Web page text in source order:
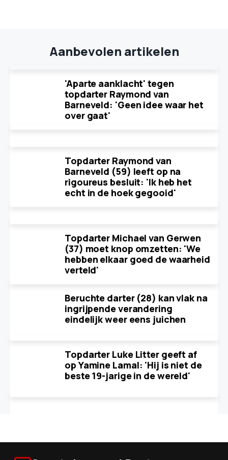
Aanbevolen artikelen
'Aparte aanklacht' tegen
topdarter Raymond van
Barneveld: 'Geen idee waar het
over gaat'
Topdarter Raymond van
Barneveld (59) leeft op na
rigoureus besluit: 'Ik heb het
echt in de hoek gegooid'
Topdarter Michael van Gerwen
(37) moet knop omzetten: 'We
hebben elkaar goed de waarheid
verteld'
Beruchte darter (28) kan vlak na
ingrijpende verandering
eindelijk weer eens juichen
Topdarter Luke Litter geeft af
op Yamine Lamal: 'Hij is niet de
beste 19-jarige in de wereld'